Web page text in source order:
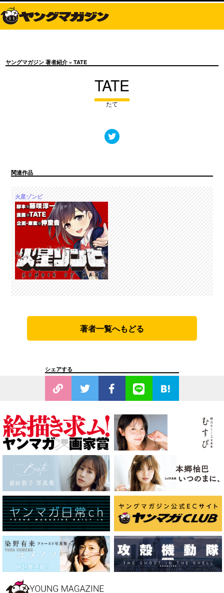
ヤングマガジン 著者紹介 » TATE
TATE
たて
関連作品
火星ゾンビ
著者一覧へもどる
シェアする